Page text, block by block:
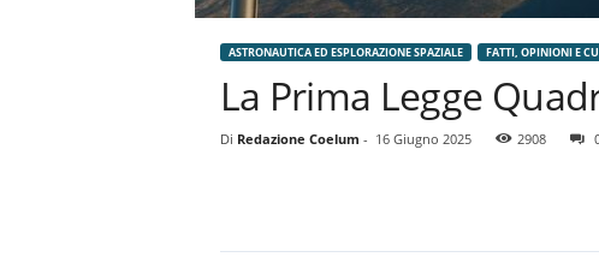
ASTRONAUTICA ED ESPLORAZIONE SPAZIALE FATTI, OPINIONI E
La Prima Legge
Di Redazione Coelum - 16 Giugno 2025 2908